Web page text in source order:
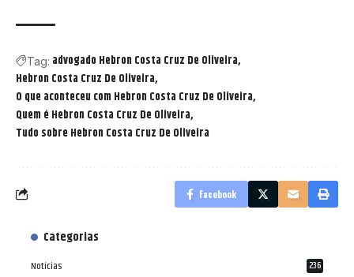
Tag: advogado Hebron Costa Cruz De Oliveira
Hebron Costa Cruz De Oliveira
O que aconteceu com Hebron Costa Cruz De Oliveira
Quem é Hebron Costa Cruz De Oliveira
Tudo sobre Hebron Costa Cruz De Oliveira
Facebook
Categorias
Notícias 236